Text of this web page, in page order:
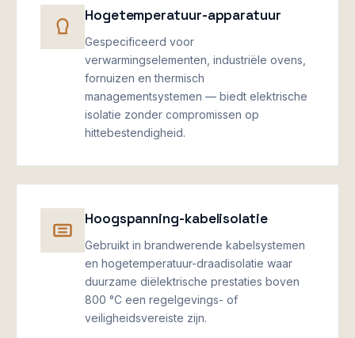
Hogetemperatuur-apparatuur
Gespecificeerd voor
verwarmingselementen, industriële ovens,
fornuizen en thermisch
managementsystemen — biedt elektrische
isolatie zonder compromissen op
hittebestendigheid.
Hoogspanning-kabelisolatie
Gebruikt in brandwerende kabelsystemen
en hogetemperatuur-draadisolatie waar
duurzame diëlektrische prestaties boven
800 °C een regelgevings- of
veiligheidsvereiste zijn.